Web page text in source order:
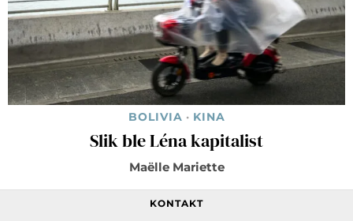
BOLIVIA · KINA
Slik ble Léna kapitalist
Maëlle Mariette
KONTAKT